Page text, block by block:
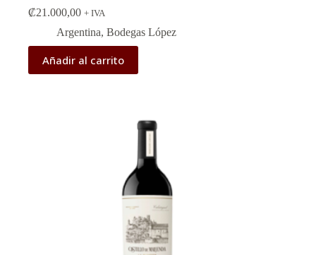
₡21.000,00 + IVA
Argentina, Bodegas López
Añadir al carrito